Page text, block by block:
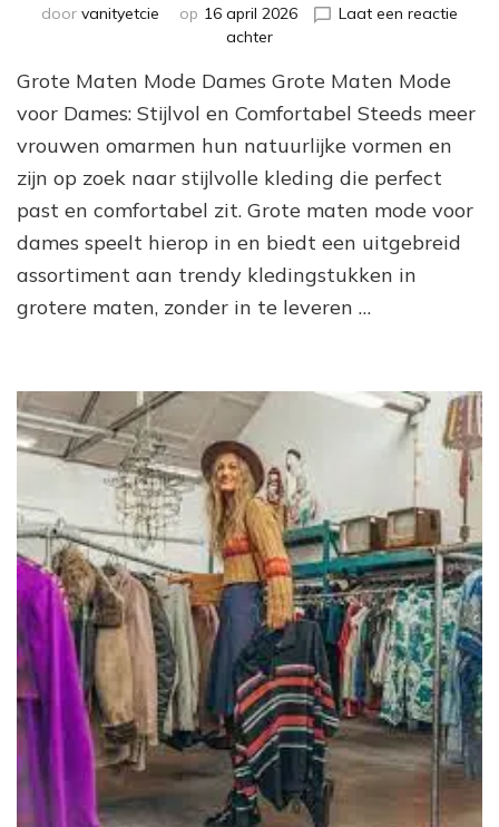
door vanityetcie op 16 april 2026
Laat een reactie
achterop
en
Comfortabel:
Maten
Mode
voor
Dames
Grote Maten Mode Dames Grote Maten Mode
voor Dames: Stijlvol en Comfortabel Steeds meer
vrouwen omarmen hun natuurlijke vormen en
zijn op zoek naar stijlvolle kleding die perfect
past en comfortabel zit. Grote maten mode voor
dames speelt hierop in en biedt een uitgebreid
assortiment aan trendy kledingstukken in
grotere maten, zonder in te leveren …